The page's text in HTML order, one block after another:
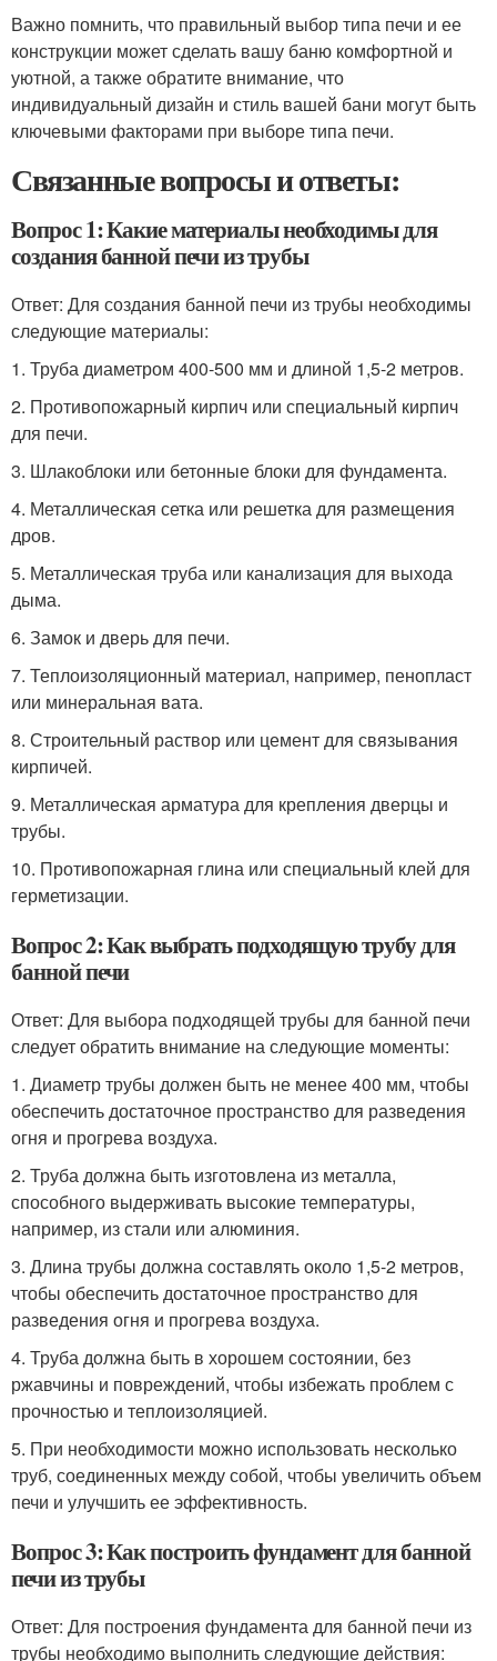
Важно помнить, что правильный выбор типа печи и ее
конструкции может сделать вашу баню комфортной и
уютной, а также обратите внимание, что
индивидуальный дизайн и стиль вашей бани могут быть
ключевыми факторами при выборе типа печи.
Связанные вопросы и ответы:
Вопрос 1: Какие материалы необходимы для
создания банной печи из трубы
Ответ: Для создания банной печи из трубы необходимы
следующие материалы:
1. Труба диаметром 400-500 мм и длиной 1,5-2 метров.
2. Противопожарный кирпич или специальный кирпич
для печи.
3. Шлакоблоки или бетонные блоки для фундамента.
4. Металлическая сетка или решетка для размещения
дров.
5. Металлическая труба или канализация для выхода
дыма.
6. Замок и дверь для печи.
7. Теплоизоляционный материал, например, пенопласт
или минеральная вата.
8. Строительный раствор или цемент для связывания
кирпичей.
9. Металлическая арматура для крепления дверцы и
трубы.
10. Противопожарная глина или специальный клей для
герметизации.
Вопрос 2: Как выбрать подходящую трубу для
банной печи
Ответ: Для выбора подходящей трубы для банной печи
следует обратить внимание на следующие моменты:
1. Диаметр трубы должен быть не менее 400 мм, чтобы
обеспечить достаточное пространство для разведения
огня и прогрева воздуха.
2. Труба должна быть изготовлена из металла,
способного выдерживать высокие температуры,
например, из стали или алюминия.
3. Длина трубы должна составлять около 1,5-2 метров,
чтобы обеспечить достаточное пространство для
разведения огня и прогрева воздуха.
4. Труба должна быть в хорошем состоянии, без
ржавчины и повреждений, чтобы избежать проблем с
прочностью и теплоизоляцией.
5. При необходимости можно использовать несколько
труб, соединенных между собой, чтобы увеличить объем
печи и улучшить ее эффективность.
Вопрос 3: Как построить фундамент для банной
печи из трубы
Ответ: Для построения фундамента для банной печи из
трубы необходимо выполнить следующие действия: